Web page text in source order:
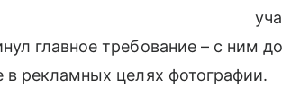
главное требование – с ним
в рекламных целях фотографии.